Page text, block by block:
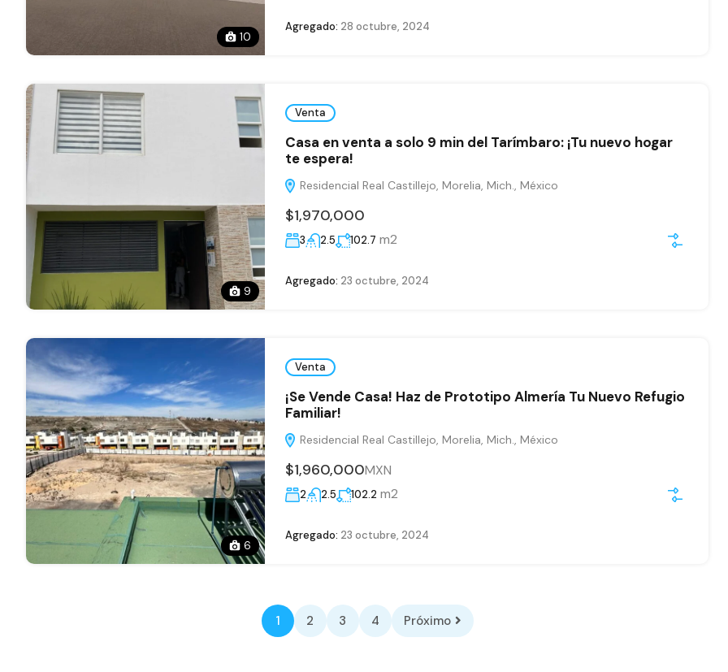
10
Agregado: 28 octubre, 2024
9
Venta
Casa en venta a solo 9 min del Tarímbaro: ¡Tu nuevo hogar
te espera!
Residencial Real Castillejo, Morelia, Mich., México
$1,970,000
3 2.5 102.7 m2
Agregado: 23 octubre, 2024
6
Venta
¡Se Vende Casa! Haz de Prototipo Almería Tu Nuevo Refugio
Familiar!
Residencial Real Castillejo, Morelia, Mich., México
$1,960,000MXN
2 2.5 102.2 m2
Agregado: 23 octubre, 2024
1 2 3 4 Próximo